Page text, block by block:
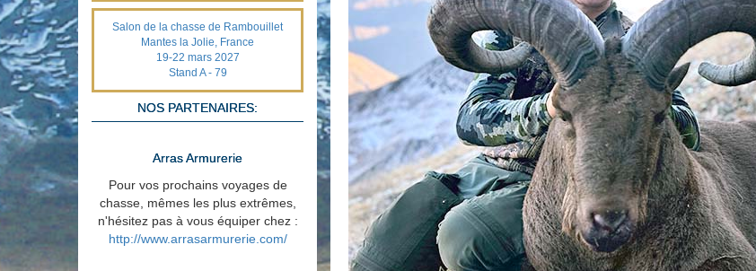
Salon de la chasse de Rambouillet
Mantes la Jolie, France
19-22 mars 2027
Stand A - 79
NOS PARTENAIRES:
Arras Armurerie
Pour vos prochains voyages de
chasse, mêmes les plus extrêmes,
n'hésitez pas à vous équiper chez :
http://www.arrasarmurerie.com/